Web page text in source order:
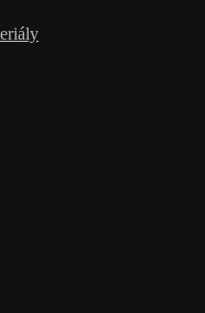
albech s hlubším kontextem